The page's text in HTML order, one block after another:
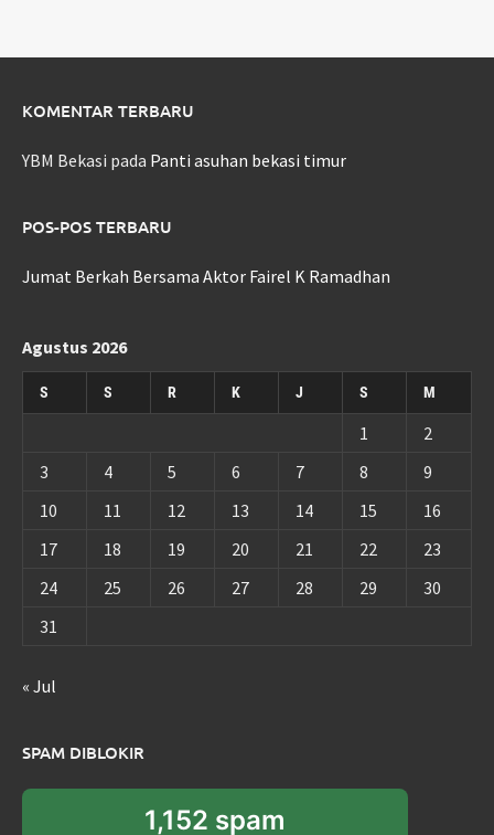
KOMENTAR TERBARU
YBM Bekasi pada Panti asuhan bekasi timur
POS-POS TERBARU
Jumat Berkah Bersama Aktor Fairel K Ramadhan
Agustus 2026
S S R K J S M
1
2
3
4 5 6 7 8
9
10
11 12 13 14 15
16
17
18 19 20 21 22
23
24
25 26 27 28 29
30
31
« Jul
SPAM DIBLOKIR
1,152 spam